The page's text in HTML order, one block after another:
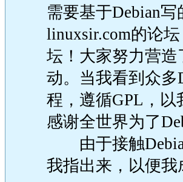
需要基于Debian
linuxsir.com的论
坛！大家努力营
动。当我看到众多
程，遵循GPL，以
感谢全世界为了
由于接触
我指出来，以便我